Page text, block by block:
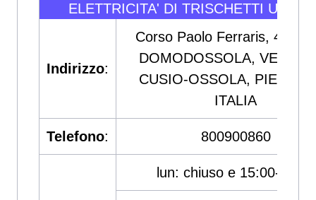
ELETTRICITA' DI TRISCHETTI
Indirizzo:
Corso Paolo Ferraris, 47,
DOMODOSSOLA,
CUSIO-OSSOLA,
ITALIA
Telefono: 800900860
lun: chiuso e 15:00-19:00